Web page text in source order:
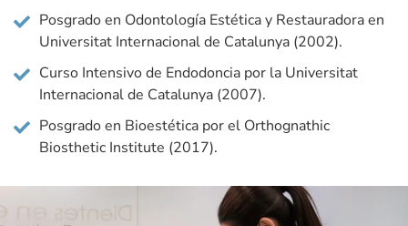
Posgrado en Odontología Estética y Restauradora en
Universitat Internacional de Catalunya (2002).
Curso Intensivo de Endodoncia por la Universitat
Internacional de Catalunya (2007).
Posgrado en Bioestética por el Orthognathic
Biosthetic Institute (2017).